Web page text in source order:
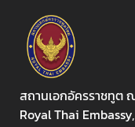
ธุ
ร
กิ
จ
สถานเอกอัครราชทูต
Royal Thai